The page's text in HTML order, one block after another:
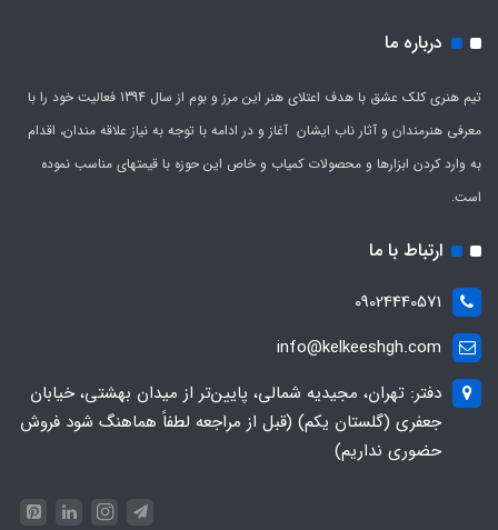
درباره ما
تیم هنری کلک عشق با هدف اعتلای هنر این مرز و بوم از سال 1394 فعالیت خود را با
معرفی هنرمندان و آثار ناب ایشان آغاز و در ادامه با توجه به نیاز علاقه مندان، اقدام
به وارد کردن ابزارها و محصولات کمیاب و خاص این حوزه با قیمتهای مناسب نموده
است.
ارتباط با ما
09024440571
info@kelkeeshgh.com
دفتر: تهران، مجیدیه شمالی، پایین‌تر از میدان بهشتی، خیابان
جعفری (گلستان یکم) (قبل از مراجعه لطفاً هماهنگ شود فروش
حضوری نداریم)